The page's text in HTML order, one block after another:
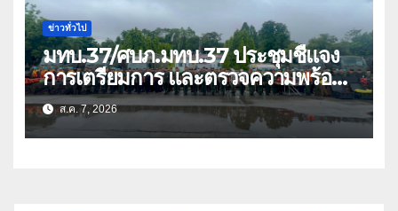
ข่าวทั่วไป
มทบ.37/ศบภ.มทบ.37 ประชุมชี้แจง
การเตรียมการ และตรวจความพร้อม
ด้านการบรรเทาสาธารณภัย
ส.ค. 7, 2026